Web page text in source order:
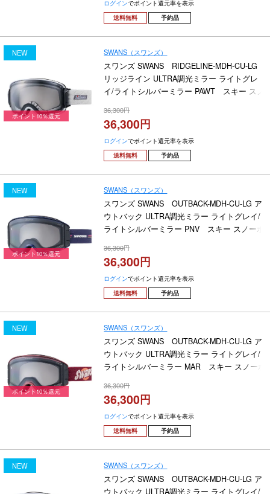
ログインでポイント還元率を表示
送料無料
予約品
NEW SWANS（スワンズ）
スワンズ SWANS RIDGELINE-MDH-CU-LG
リッジライン ULTRA調光ミラー ライトグレ
イ/ライトシルバーミラー PAWT スキー スノ
36,300
36,300
ログインでポイント還元率を表示
送料無料
予約品
ポイント10％還元
NEW SWANS（スワンズ）
スワンズ SWANS OUTBACK-MDH-CU-LG ア
ウトバック ULTRA調光ミラー ライトグレイ/
ライトシルバーミラー PNV スキー スノーボ
36,300
36,300
ログインでポイント還元率を表示
送料無料
予約品
ポイント10％還元
NEW SWANS（スワンズ）
スワンズ SWANS OUTBACK-MDH-CU-LG ア
ウトバック ULTRA調光ミラー ライトグレイ/
ライトシルバーミラー MAR スキー スノーボ
36,300
36,300
ログインでポイント還元率を表示
送料無料
予約品
ポイント10％還元
NEW SWANS（スワンズ）
スワンズ SWANS OUTBACK-MDH-CU-LG ア
ウトバック ULTRA調光ミラー ライトグレイ/